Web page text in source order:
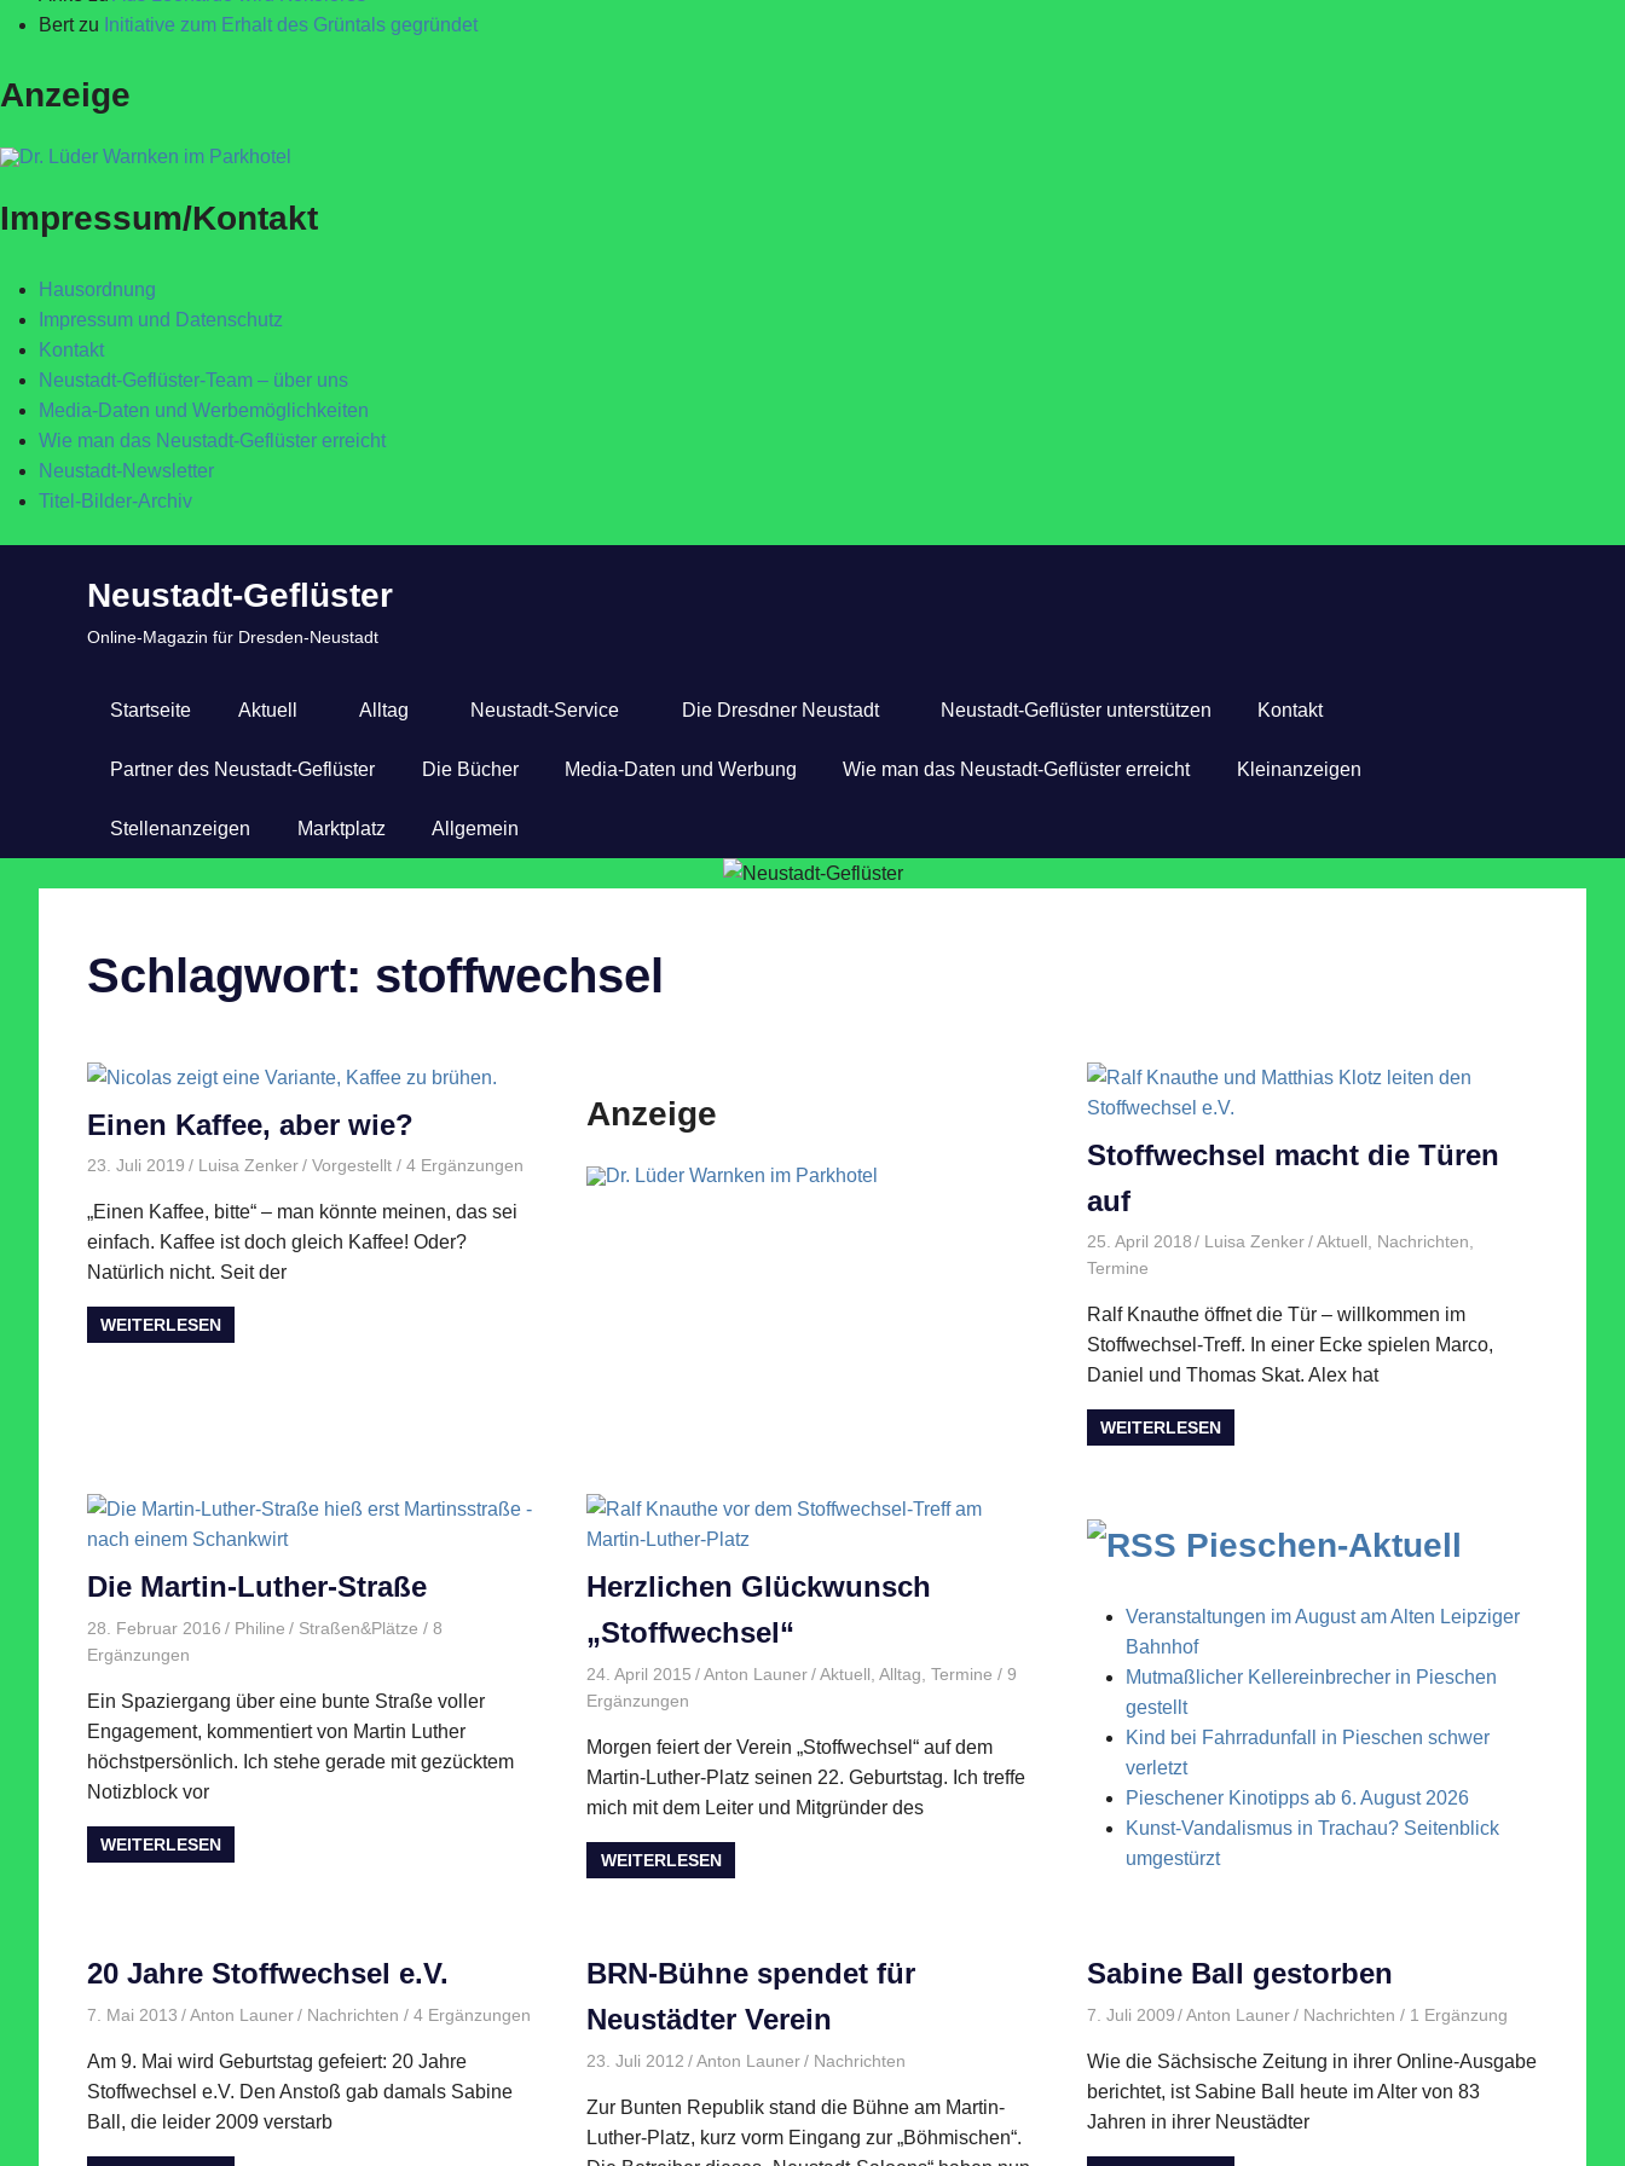
Bertzu Initiative zum Erhalt des Grüntals gegründet
Anzeige
Impressum/Kontakt
Hausordnung
Impressum und Datenschutz
Kontakt
Neustadt-Geflüster-Team – über uns
Media-Daten und Werbemöglichkeiten
Wie man das Neustadt-Geflüster erreicht
Neustadt-Newsletter
Titel-Bilder-Archiv
Neustadt-Geflüster
Online-Magazin für Dresden-Neustadt
Startseite Aktuell Alltag Neustadt-Service Die Dresdner Neustadt Neustadt-Geflüster unterstützen Kontakt
Partner des Neustadt-Geflüster Die Bücher Media-Daten und Werbung Wie man das Neustadt-Geflüster erreicht Kleinanzeigen
Stellenanzeigen Marktplatz Allgemein
Schlagwort: stoffwechsel
Einen Kaffee, aber wie?
23. Juli 2019 Luisa Zenker Vorgestellt/ 4 Ergänzungen
„Einen Kaffee, bitte“ – man könnte meinen, das sei
einfach. Kaffee ist doch gleich Kaffee! Oder?
Natürlich nicht. Seit der
WEITERLESEN
Anzeige
Stoffwechsel macht die Türen
auf
25. April 2018 Luisa Zenker Aktuell Nachrichten
Termine
Ralf Knauthe öffnet die Tür – willkommen im
Stoffwechsel-Treff. In einer Ecke spielen Marco,
Daniel und Thomas Skat. Alex hat
WEITERLESEN
Die Martin-Luther-Straße
28. Februar 2016 Philine Straßen&Plätze / 8
Ergänzungen
Ein Spaziergang über eine bunte Straße voller
Engagement, kommentiert von Martin Luther
höchstpersönlich. Ich stehe gerade mit gezücktem
Notizblock vor
WEITERLESEN
Herzlichen Glückwunsch
„Stoffwechsel“
24. April 2015 Anton Launer Aktuell Alltag Termine / 9
Ergänzungen
Morgen feiert der Verein „Stoffwechsel“ auf dem
Martin-Luther-Platz seinen 22. Geburtstag. Ich treffe
mich mit dem Leiter und Mitgründer des
WEITERLESEN
Pieschen-Aktuell
Veranstaltungen im August am Alten Leipziger
Bahnhof
Mutmaßlicher Kellereinbrecher in Pieschen
gestellt
Kind bei Fahrradunfall in Pieschen schwer
verletzt
Pieschener Kinotipps ab 6. August 2026
Kunst-Vandalismus in Trachau? Seitenblick
umgestürzt
20 Jahre Stoffwechsel e.V.
7. Mai 2013 Anton Launer Nachrichten / 4 Ergänzungen
Am 9. Mai wird Geburtstag gefeiert: 20 Jahre
Stoffwechsel e.V. Den Anstoß gab damals Sabine
Ball, die leider 2009 verstarb
BRN-Bühne spendet für
Neustädter Verein
23. Juli 2012 Anton Launer Nachrichten
Zur Bunten Republik stand die Bühne am Martin-
Luther-Platz, kurz vorm Eingang zur „Böhmischen“.
Sabine Ball gestorben
7. Juli 2009 Anton Launer Nachrichten / 1 Ergänzung
Wie die Sächsische Zeitung in ihrer Online-Ausgabe
berichtet, ist Sabine Ball heute im Alter von 83
Jahren in ihrer Neustädter